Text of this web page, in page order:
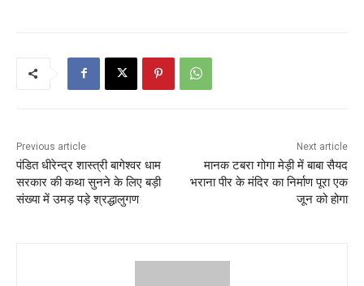
Previous article
पंडित धीरेन्द्र शास्त्री बागेश्वर धाम
सरकार की कथा सुनने के लिए बड़ी
संख्या में उमड़ पड़े श्रद्धालुगण
Next article
मानक टबरा गोगा मेड़ी में बाबा सैयद
भराना पीर के मंदिर का निर्माण पूरा एक
जून को होगा